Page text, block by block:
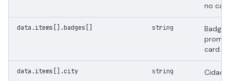
no
data.items[].badges[] string
card.
data.items[].city string